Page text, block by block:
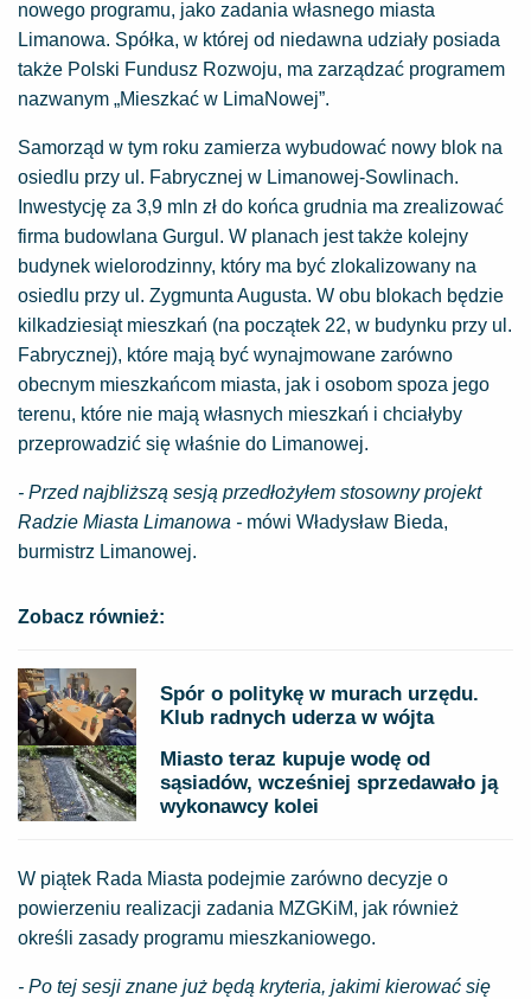
nowego programu, jako zadania własnego miasta
Limanowa. Spółka, w której od niedawna udziały posiada
także Polski Fundusz Rozwoju, ma zarządzać programem
nazwanym „Mieszkać w LimaNowej”.
Samorząd w tym roku zamierza wybudować nowy blok na
osiedlu przy ul. Fabrycznej w Limanowej-Sowlinach.
Inwestycję za 3,9 mln zł do końca grudnia ma zrealizować
firma budowlana Gurgul. W planach jest także kolejny
budynek wielorodzinny, który ma być zlokalizowany na
osiedlu przy ul. Zygmunta Augusta. W obu blokach będzie
kilkadziesiąt mieszkań (na początek 22, w budynku przy ul.
Fabrycznej), które mają być wynajmowane zarówno
obecnym mieszkańcom miasta, jak i osobom spoza jego
terenu, które nie mają własnych mieszkań i chciałyby
przeprowadzić się właśnie do Limanowej.
- Przed najbliższą sesją przedłożyłem stosowny projekt
Radzie Miasta Limanowa - mówi Władysław Bieda,
burmistrz Limanowej.
Zobacz również:
Spór o politykę w murach urzędu.
Klub radnych uderza w wójta
Miasto teraz kupuje wodę od
sąsiadów, wcześniej sprzedawało ją
wykonawcy kolei
W piątek Rada Miasta podejmie zarówno decyzje o
powierzeniu realizacji zadania MZGKiM, jak również
określi zasady programu mieszkaniowego.
- Po tej sesji znane już będą kryteria, jakimi kierować się